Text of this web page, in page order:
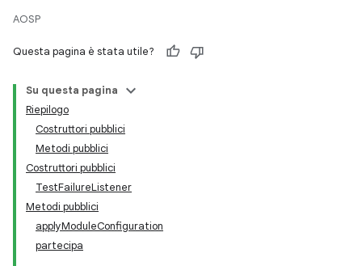
AOSP
Questa pagina è stata utile?
Su questa pagina
Riepilogo
Costruttori pubblici
Metodi pubblici
Costruttori pubblici
TestFailureListener
Metodi pubblici
applyModuleConfiguration
partecipa